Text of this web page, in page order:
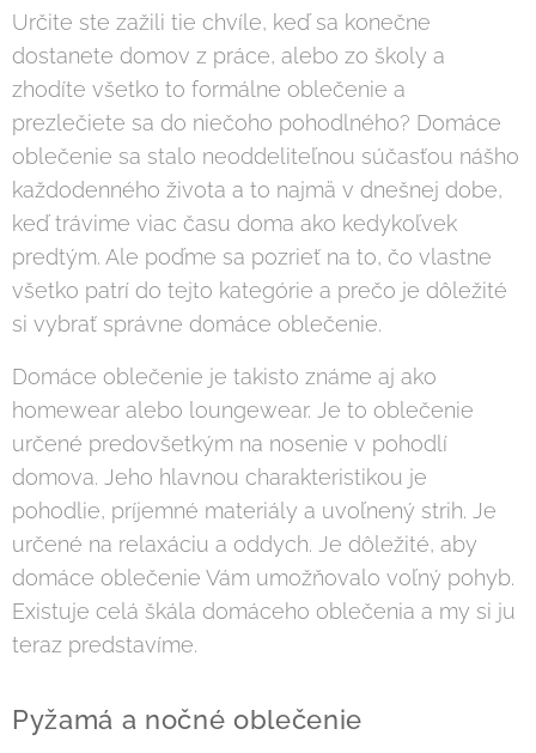
Určite ste zažili tie chvíle, keď sa konečne
dostanete domov z práce, alebo zo školy a
zhodíte všetko to formálne oblečenie a
prezlečiete sa do niečoho pohodlného? Domáce
oblečenie sa stalo neoddeliteľnou súčasťou nášho
každodenného života a to najmä v dnešnej dobe,
keď trávime viac času doma ako kedykoľvek
predtým. Ale poďme sa pozrieť na to, čo vlastne
všetko patrí do tejto kategórie a prečo je dôležité
si vybrať správne domáce oblečenie.
Domáce oblečenie je takisto známe aj ako
homewear alebo loungewear. Je to oblečenie
určené predovšetkým na nosenie v pohodlí
domova. Jeho hlavnou charakteristikou je
pohodlie, príjemné materiály a uvoľnený strih. Je
určené na relaxáciu a oddych. Je dôležité, aby
domáce oblečenie Vám umožňovalo voľný pohyb.
Existuje celá škála domáceho oblečenia a my si ju
teraz predstavíme.
Pyžamá a nočné oblečenie